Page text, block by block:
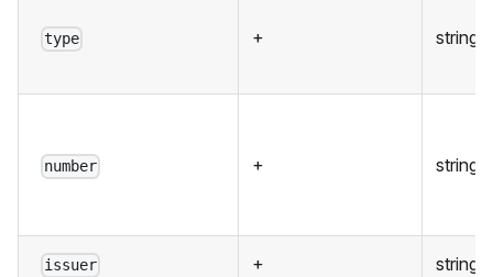
type + string
number + string
issuer + string